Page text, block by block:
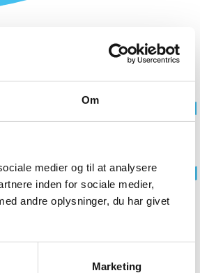
Om
medier og til at analysere
inden for sociale medier,
andre oplysninger, du har givet
Marketing